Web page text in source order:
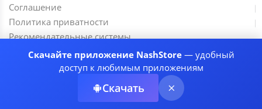
Соглашение
Политика приватности
Рекомендательные системы
Скачайте приложение NashStore— удобный
доступ к любимым приложениям
Скачать